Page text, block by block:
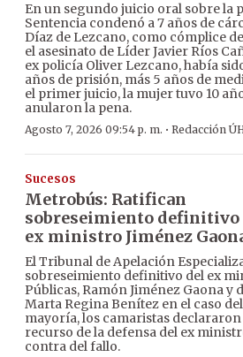
En un segundo juicio oral sobre la
Sentencia condenó a 7 años de
Díaz de Lezcano, como cómplice
el asesinato de Líder Javier Ríos
ex policía Oliver Lezcano, había
años de prisión, más 5 años de
el primer juicio, la mujer tuvo 10
anularon la pena.
Agosto 7, 2026 09:54 p. m. · Redacción
Sucesos
Metrobús: Ratifican
sobreseimiento definitivo
ex ministro Jiménez
El Tribunal de Apelación
sobreseimiento definitivo del ex
Públicas, Ramón Jiménez Gaona y
Marta Regina Benítez en el caso
mayoría, los camaristas
recurso de la defensa del ex
contra del fallo.